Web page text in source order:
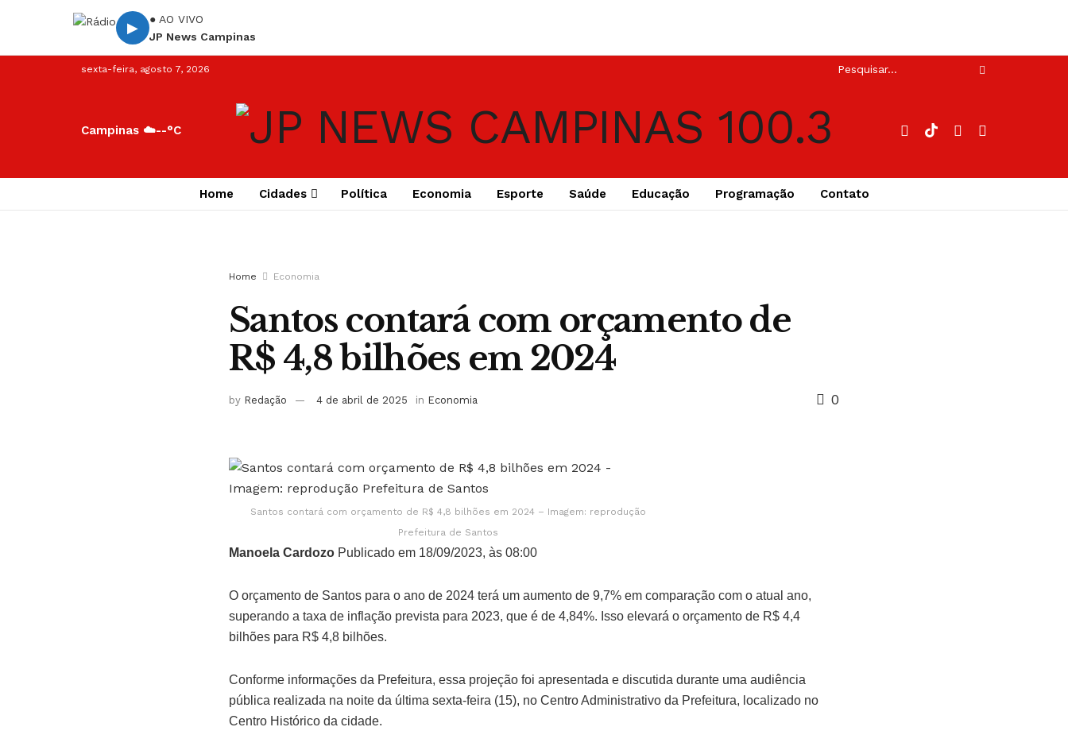
▶
● AO VIVO
JP News Campinas
sexta-feira, agosto 7, 2026
Campinas ☁️--°C
Home Cidades Política Economia Esporte Saúde Educação Programação Contato
Home Economia
Santos contará com orçamento de
R$ 4,8 bilhões em 2024
by Redação 4 de abril de 2025 in Economia 0
Santos contará com orçamento de R$ 4,8 bilhões em 2024 – Imagem: reprodução
Prefeitura de Santos
Manoela Cardozo Publicado em 18/09/2023, às 08:00
O orçamento de Santos para o ano de 2024 terá um aumento de 9,7% em comparação com o atual ano,
superando a taxa de inflação prevista para 2023, que é de 4,84%. Isso elevará o orçamento de R$ 4,4
bilhões para R$ 4,8 bilhões.
Conforme informações da Prefeitura, essa projeção foi apresentada e discutida durante uma audiência
pública realizada na noite da última sexta-feira (15), no Centro Administrativo da Prefeitura, localizado no
Centro Histórico da cidade.